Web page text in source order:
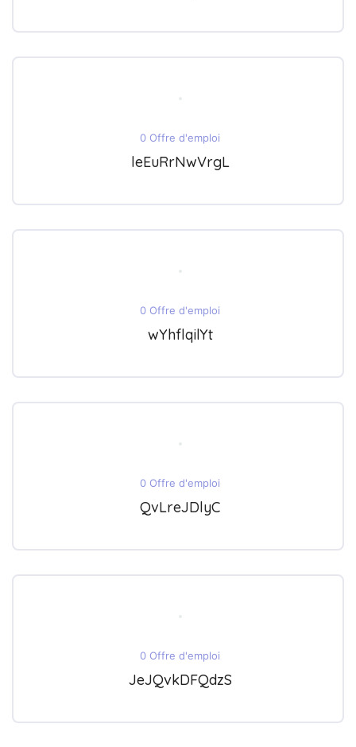
0 Offre d'emploi
leEuRrNwVrgL
0 Offre d'emploi
wYhflqilYt
0 Offre d'emploi
QvLreJDlyC
0 Offre d'emploi
JeJQvkDFQdzS